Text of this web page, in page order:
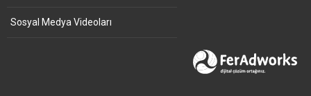
Sosyal Medya Videoları